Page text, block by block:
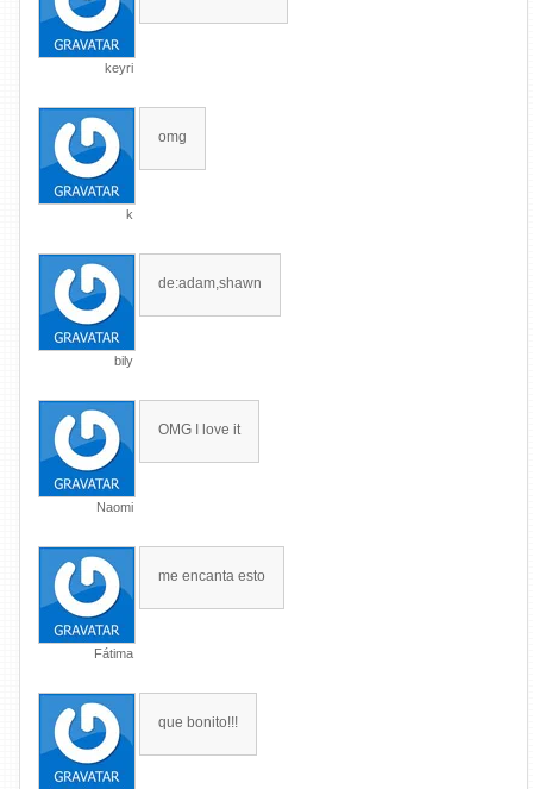
keyri
k
omg
bily
de:adam,shawn
Naomi
OMG I love it
Fátima
me encanta esto
que bonito!!!